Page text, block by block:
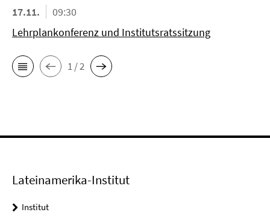
17.11.
09:30
Lehrplankonferenz und Institutsratssitzung
1 / 2
Lateinamerika-Institut
Institut